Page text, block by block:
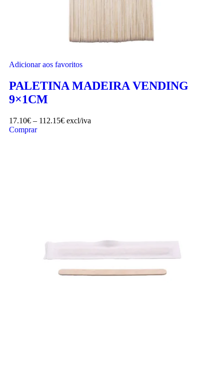
Adicionar aos favoritos
PALETINA MADEIRA VENDING
9×1CM
17.10€ – 112.15€ excl/iva
Comprar